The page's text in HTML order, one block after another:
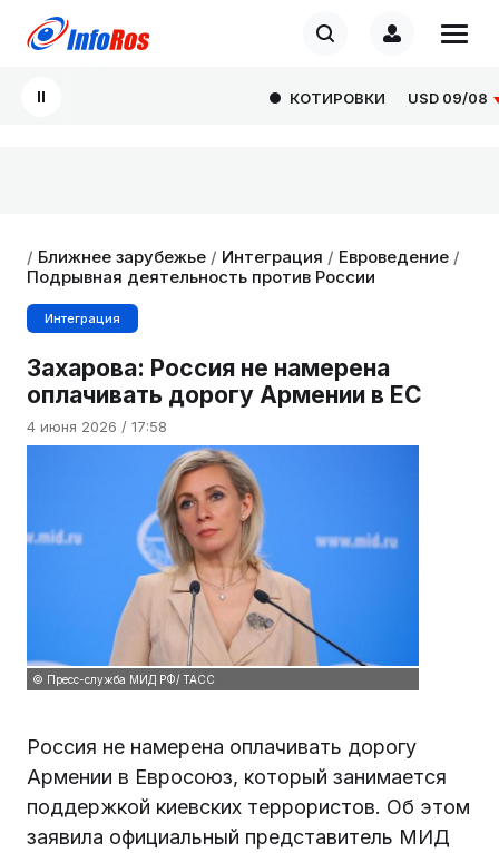
КОТИРОВКИ USD09/08
/ Ближнее зарубежье / Интеграция / Евроведение /
Подрывная деятельность против России
Интеграция
Захарова: Россия не намерена
оплачивать дорогу Армении в ЕС
4 июня 2026 / 17:58
© Пресс-служба МИД РФ/ ТАСС
Россия не намерена оплачивать дорогу
Армении в Евросоюз, который занимается
поддержкой киевских террористов. Об этом
заявила официальный представитель МИД